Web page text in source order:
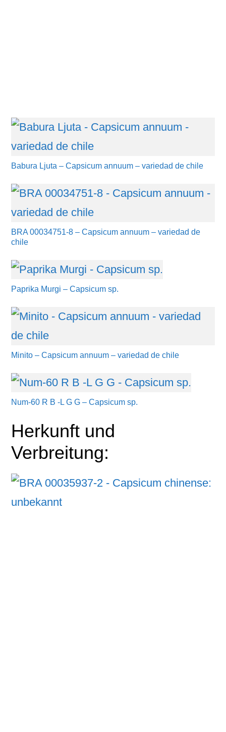
Babura Ljuta – Capsicum annuum – variedad de chile
BRA 00034751-8 – Capsicum annuum – variedad de
chile
Paprika Murgi – Capsicum sp.
Minito – Capsicum annuum – variedad de chile
Num-60 R B -L G G – Capsicum sp.
Herkunft und
Verbreitung: